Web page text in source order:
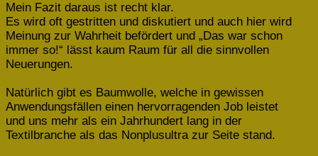
Mein Fazit daraus ist recht klar.
Es wird oft gestritten und diskutiert und auch hier wird
Meinung zur Wahrheit befördert und „Das war schon
immer so!“ lässt kaum Raum für all die sinnvollen
Neuerungen.
Natürlich gibt es Baumwolle, welche in gewissen
Anwendungsfällen einen hervorragenden Job leistet
und uns mehr als ein Jahrhundert lang in der
Textilbranche als das Nonplusultra zur Seite stand.